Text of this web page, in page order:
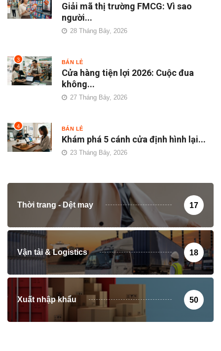
Giải mã thị trường FMCG: Vì sao
người...
28 Tháng Bảy, 2026
3 BÁN LẺ
Cửa hàng tiện lợi 2026: Cuộc đua
không...
27 Tháng Bảy, 2026
4 BÁN LẺ
Khám phá 5 cánh cửa định hình lại...
23 Tháng Bảy, 2026
Thời trang - Dệt may 17
Vận tải & Logistics 18
Xuất nhập khẩu 50